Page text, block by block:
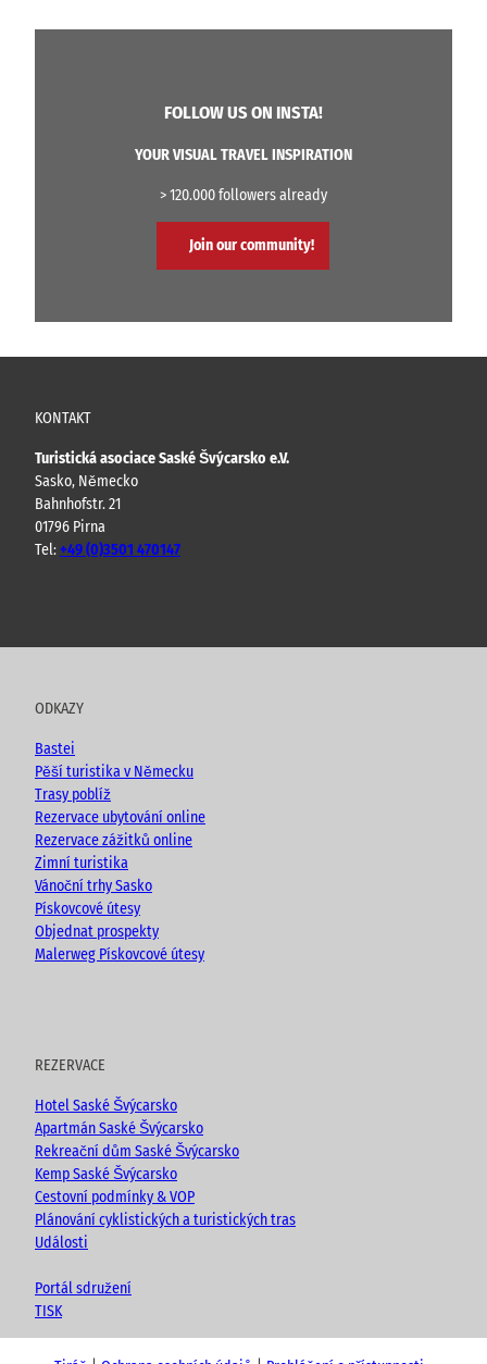
FOLLOW US ON INSTA!
YOUR VISUAL TRAVEL INSPIRATION
> 120.000 followers already
Join our community!
KONTAKT
Turistická asociace Saské Švýcarsko e.V.
Sasko, Německo
Bahnhofstr. 21
01796 Pirna
Tel:+49 (0)3501 470147
u
e
c
o
k
s
a
m
o
ODKAZY
Bastei
Pěší turistika v Německu
Trasy poblíž
Rezervace ubytování online
Rezervace zážitků online
Zimní turistika
Vánoční trhy Sasko
Pískovcové útesy
Objednat prospekty
Malerweg Pískovcové útesy
REZERVACE
Hotel Saské Švýcarsko
Apartmán Saské Švýcarsko
Rekreační dům Saské Švýcarsko
Kemp Saské Švýcarsko
Cestovní podmínky & VOP
Plánování cyklistických a turistických tras
Události
Portál sdružení
TISK